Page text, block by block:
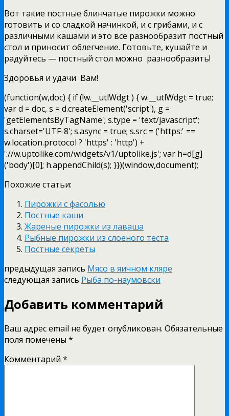
Вот такие постные блинчатые пирожки можно
готовить и со сладкой начинкой, и с грибами, и с
различными кашами и это все разнообразит постный
стол и приносит облегчение. Готовьте, кушайте и
радуйтесь — постный стол можно разнообразить!
Здоровья и удачи Вам!
(function(w,doc) { if (!w.__utlWdgt ) { w.__utlWdgt = true;
var d = doc, s = d.createElement('script'), g =
'getElementsByTagName'; s.type = 'text/javascript';
s.charset='UTF-8'; s.async = true; s.src = ('https:' ==
w.location.protocol ? 'https' : 'http') +
'://w.uptolike.com/widgets/v1/uptolike.js'; var h=d[g]
('body')[0]; h.appendChild(s); }})(window,document);
Похожие статьи:
Пирожки с фасолью
Постные каши
Жареные пирожки из лаваша
Рыбные пирожки из слоеного теста
Постные секреты
предыдущая запись Мясо в яичном кляре
следующая запись Рыба по-наумовски
Добавить комментарий
Ваш адрес email не будет опубликован. Обязательные
поля помечены *
Комментарий *